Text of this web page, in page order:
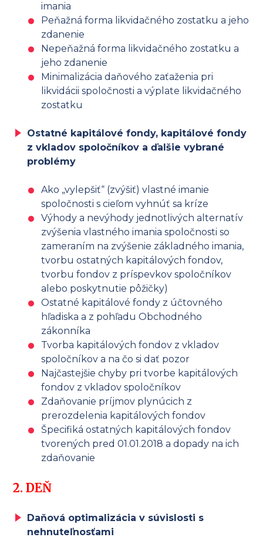
imania
Peňažná forma likvidačného zostatku a jeho
zdanenie
Nepeňažná forma likvidačného zostatku a
jeho zdanenie
Minimalizácia daňového zaťaženia pri
likvidácii spoločnosti a výplate likvidačného
zostatku
Ostatné kapitálové fondy, kapitálové fondy
z vkladov spoločníkov a ďalšie vybrané
problémy
Ako „vylepšiť“ (zvýšiť) vlastné imanie
spoločnosti s cieľom vyhnúť sa kríze
Výhody a nevýhody jednotlivých alternatív
zvýšenia vlastného imania spoločnosti so
zameraním na zvýšenie základného imania,
tvorbu ostatných kapitálových fondov,
tvorbu fondov z príspevkov spoločníkov
alebo poskytnutie pôžičky)
Ostatné kapitálové fondy z účtovného
hľadiska a z pohľadu Obchodného
zákonníka
Tvorba kapitálových fondov z vkladov
spoločníkov a na čo si dať pozor
Najčastejšie chyby pri tvorbe kapitálových
fondov z vkladov spoločníkov
Zdaňovanie príjmov plynúcich z
prerozdelenia kapitálových fondov
Špecifiká ostatných kapitálových fondov
tvorených pred 01.01.2018 a dopady na ich
zdaňovanie
2. DEŇ
Daňová optimalizácia v súvislosti s
nehnuteľnosťami